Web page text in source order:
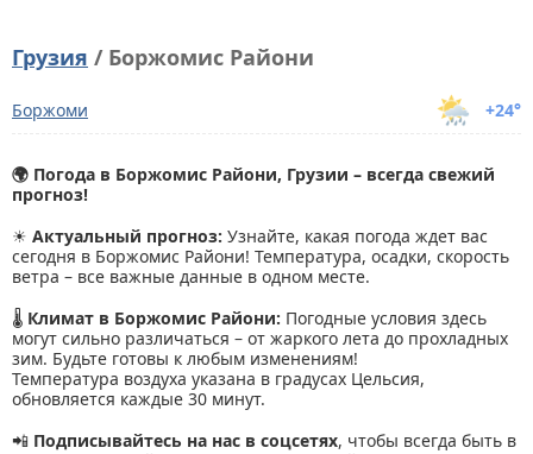
Грузия / Боржомис Райони
+24°
Боржоми
🌍 Погода в Боржомис Райони, Грузии – всегда свежий
прогноз!
☀ Актуальный прогноз: Узнайте, какая погода ждет вас
сегодня в Боржомис Райони! Температура, осадки, скорость
ветра – все важные данные в одном месте.
🌡 Климат в Боржомис Райони: Погодные условия здесь
могут сильно различаться – от жаркого лета до прохладных
зим. Будьте готовы к любым изменениям!
Температура воздуха указана в градусах Цельсия,
обновляется каждые 30 минут.
📲 Подписывайтесь на нас в соцсетях, чтобы всегда быть в